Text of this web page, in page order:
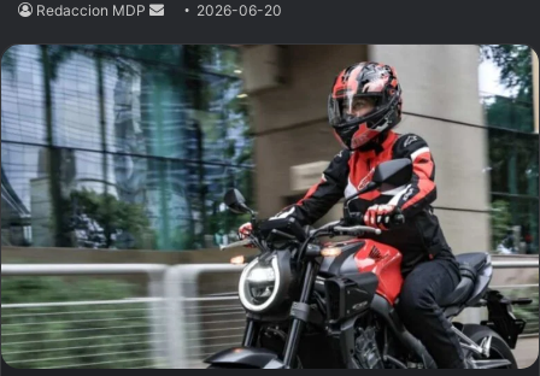
Redaccion MDP
Send
email
2026-06-20